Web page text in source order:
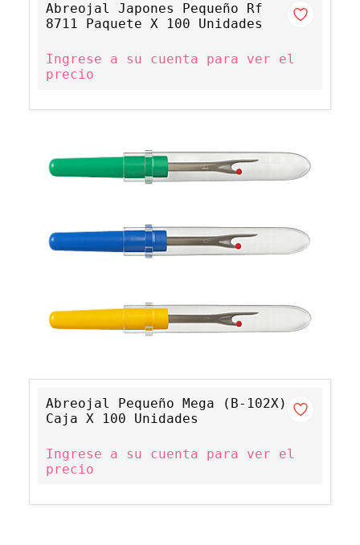
Abreojal Japones Pequeño Rf
8711 Paquete X 100 Unidades
Ingrese a su cuenta para ver el
precio
Abreojal Pequeño Mega (B-102X)
Caja X 100 Unidades
Ingrese a su cuenta para ver el
precio